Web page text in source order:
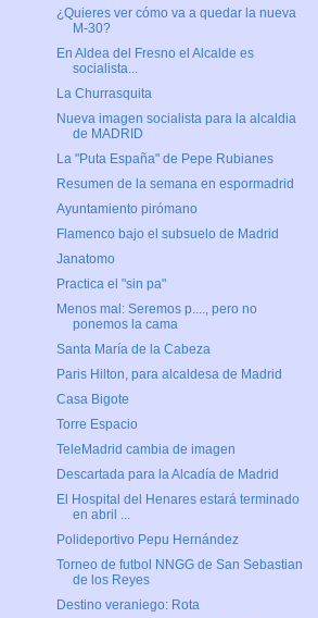
¿Quieres ver cómo va a quedar la nueva
M-30?
En Aldea del Fresno el Alcalde es
socialista...
La Churrasquita
Nueva imagen socialista para la alcaldia
de MADRID
La "Puta España" de Pepe Rubianes
Resumen de la semana en espormadrid
Ayuntamiento pirómano
Flamenco bajo el subsuelo de Madrid
Janatomo
Practica el "sin pa"
Menos mal: Seremos p...., pero no
ponemos la cama
Santa María de la Cabeza
Paris Hilton, para alcaldesa de Madrid
Casa Bigote
Torre Espacio
TeleMadrid cambia de imagen
Descartada para la Alcadía de Madrid
El Hospital del Henares estará terminado
en abril ...
Polideportivo Pepu Hernández
Torneo de futbol NNGG de San Sebastian
de los Reyes
Destino veraniego: Rota